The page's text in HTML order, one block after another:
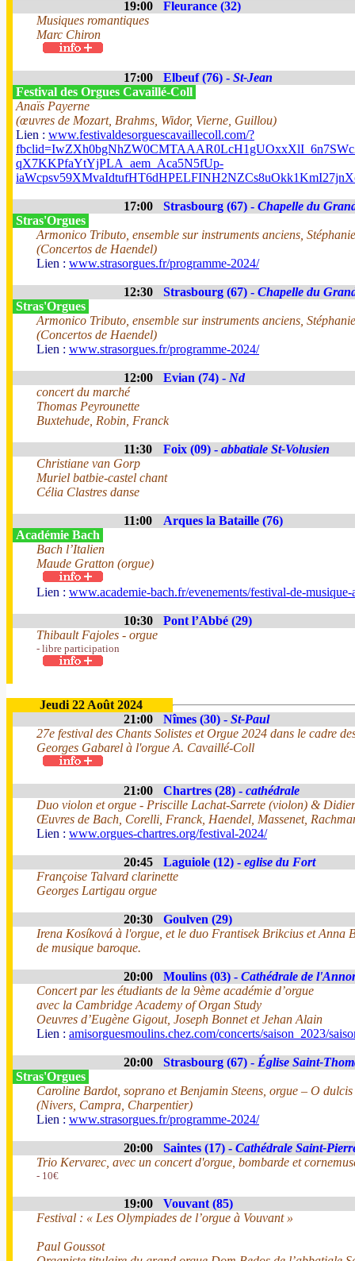
19:00
Fleurance (32)
Musiques romantiques
Marc Chiron
17:00 Elbeuf (76) - St-Jean
Festival des Orgues Cavaillé-Coll
Anaïs Payerne
(œuvres de Mozart, Brahms, Widor, Vierne, Guillou)
Lien : www.festivaldesorguescavaillecoll.com/?
qX7KKPfaYtYjPLA_aem_Aca5N5fUp-
17:00 Strasbourg (67) - Chapelle du
Stras'Orgues
Armonico Tributo, ensemble sur instruments anciens,
(Concertos de Haendel)
Lien : www.strasorgues.fr/programme-2024/
12:30 Strasbourg (67) - Chapelle du
Stras'Orgues
Armonico Tributo, ensemble sur instruments anciens,
(Concertos de Haendel)
Lien : www.strasorgues.fr/programme-2024/
12:00 Evian (74) - Nd
concert du marché
Thomas Peyrounette
Buxtehude, Robin, Franck
11:30 Foix (09) - abbatiale St-Volusien
Christiane van Gorp
Muriel batbie-castel chant
Célia Clastres danse
11:00
Arques la Bataille (76)
Académie Bach
Bach l’Italien
Maude Gratton (orgue)
Lien : www.academie-bach.fr/evenements/festival-de-
10:30
Pont l’Abbé (29)
Thibault Fajoles - orgue
- libre participation
Jeudi 22 Août 2024
21:00
Nîmes (30) - St-Paul
27e festival des Chants Solistes et Orgue 2024 dans le cadre
Georges Gabarel à l'orgue A. Cavaillé-Coll
21:00 Chartres (28) - cathédrale
Duo violon et orgue - Priscille Lachat-Sarrete (violon) &
Œuvres de Bach, Corelli, Franck, Haendel, Massenet,
Lien : www.orgues-chartres.org/festival-2024/
20:45 Laguiole (12) - eglise du Fort
Françoise Talvard clarinette
Georges Lartigau orgue
20:30
Goulven (29)
Irena Kosíková à l'orgue, et le duo Frantisek Brikcius et Anna
de musique baroque.
20:00 Moulins (03) - Cathédrale de
Concert par les étudiants de la 9ème académie d’orgue
avec la Cambridge Academy of Organ Study
Oeuvres d’Eugène Gigout, Joseph Bonnet et Jehan Alain
Lien : amisorguesmoulins.chez.com/concerts/saison_2023/
20:00 Strasbourg (67) - Église Saint-
Stras'Orgues
Caroline Bardot, soprano et Benjamin Steens, orgue – O
(Nivers, Campra, Charpentier)
Lien : www.strasorgues.fr/programme-2024/
20:00 Saintes (17) - Cathédrale Saint-
Trio Kervarec, avec un concert d'orgue, bombarde et
- 10€
19:00
Vouvant (85)
Festival : « Les Olympiades de l’orgue à Vouvant »
Paul Goussot